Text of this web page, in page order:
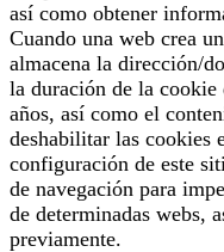
así como obtener
Cuando una web crea
almacena la dirección/
la duración de la cookie
años, así como el
deshabilitar las cookies
configuración de este
de navegación para
de determinadas webs,
previamente.